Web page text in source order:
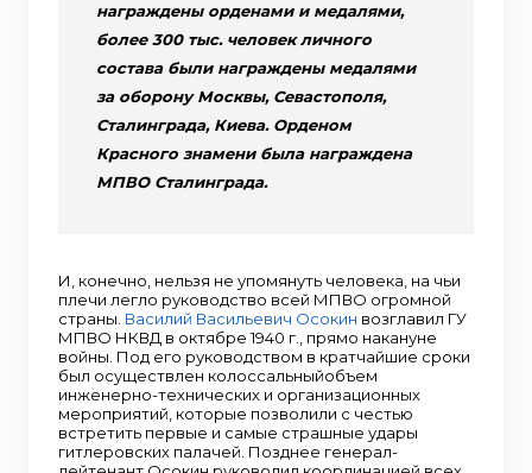
награждены орденами и медалями,
более 300 тыс. человек личного
состава были награждены медалями
за оборону Москвы, Севастополя,
Сталинграда, Киева. Орденом
Красного знамени была награждена
МПВО Сталинграда.
И, конечно, нельзя не упомянуть человека, на чьи
плечи легло руководство всей МПВО огромной
страны. Василий Васильевич Осокин возглавил ГУ
МПВО НКВД в октябре 1940 г., прямо накануне
войны. Под его руководством в кратчайшие сроки
был осуществлен колоссальныйобъем
инженерно-технических и организационных
мероприятий, которые позволили с честью
встретить первые и самые страшные удары
гитлеровских палачей. Позднее генерал-